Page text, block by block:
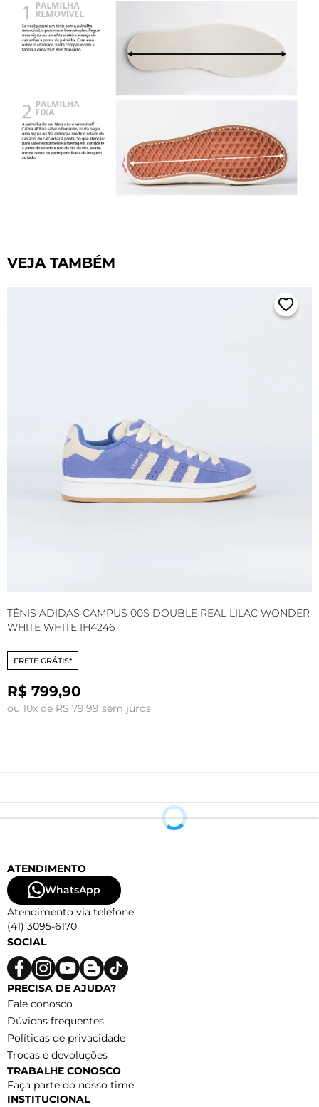
VEJA TAMBÉM
TÊNIS ADIDAS CAMPUS 00S DOUBLE REAL LILAC WONDER
WHITE WHITE IH4246
FRETE GRÁTIS*
R$ 799,90
ou 10x de R$ 79,99 sem juros
ATENDIMENTO
WhatsApp
Atendimento via telefone:
(41) 3095-6170
SOCIAL
PRECISA DE AJUDA?
Fale conosco
Dúvidas frequentes
Políticas de privacidade
Trocas e devoluções
TRABALHE CONOSCO
Faça parte do nosso time
INSTITUCIONAL